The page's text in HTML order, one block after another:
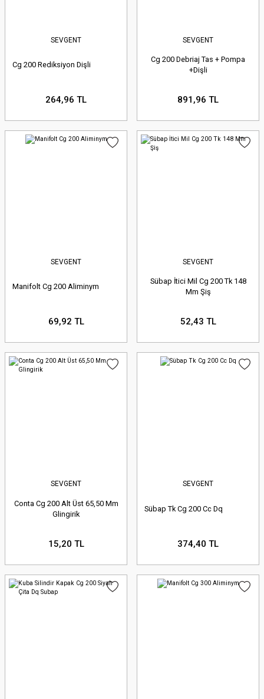
SEVGENT
Cg 200 Rediksiyon Dişli
264,96 TL
SEVGENT
Cg 200 Debriaj Tas + Pompa
+Dişli
891,96 TL
SEVGENT
Manifolt Cg 200 Aliminym
69,92 TL
SEVGENT
Sübap İtici Mil Cg 200 Tk 148
Mm Şiş
52,43 TL
SEVGENT
Conta Cg 200 Alt Üst 65,50 Mm
Glingirik
15,20 TL
SEVGENT
Sübap Tk Cg 200 Cc Dq
374,40 TL